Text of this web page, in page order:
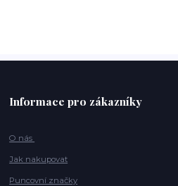
Informace pro zákazníky
O nás
Jak nakupovat
Puncovní značky